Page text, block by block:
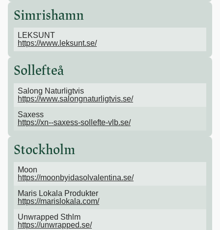
Simrishamn
LEKSUNT
https://www.leksunt.se/
Sollefteå
Salong Naturligtvis
https://www.salongnaturligtvis.se/
Saxess
https://xn--saxess-sollefte-vlb.se/
Stockholm
Moon
https://moonbyidasolvalentina.se/
Maris Lokala Produkter
https://marislokala.com/
Unwrapped Sthlm
https://unwrapped.se/